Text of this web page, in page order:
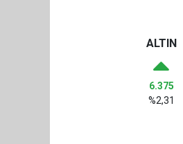
ALTIN
6.375
%2,31